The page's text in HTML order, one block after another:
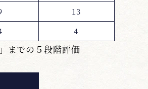
13
4
までの５段階評価